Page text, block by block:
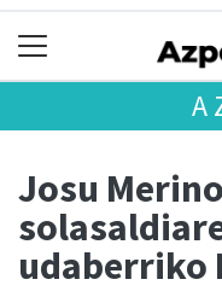
Josu
udaberriko